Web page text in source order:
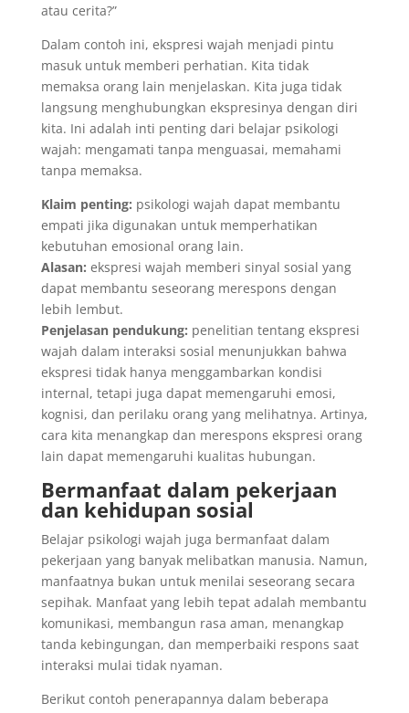
atau cerita?”
Dalam contoh ini, ekspresi wajah menjadi pintu
masuk untuk memberi perhatian. Kita tidak
memaksa orang lain menjelaskan. Kita juga tidak
langsung menghubungkan ekspresinya dengan diri
kita. Ini adalah inti penting dari belajar psikologi
wajah: mengamati tanpa menguasai, memahami
tanpa memaksa.
Klaim penting: psikologi wajah dapat membantu
empati jika digunakan untuk memperhatikan
kebutuhan emosional orang lain.
Alasan: ekspresi wajah memberi sinyal sosial yang
dapat membantu seseorang merespons dengan
lebih lembut.
Penjelasan pendukung: penelitian tentang ekspresi
wajah dalam interaksi sosial menunjukkan bahwa
ekspresi tidak hanya menggambarkan kondisi
internal, tetapi juga dapat memengaruhi emosi,
kognisi, dan perilaku orang yang melihatnya. Artinya,
cara kita menangkap dan merespons ekspresi orang
lain dapat memengaruhi kualitas hubungan.
Bermanfaat dalam pekerjaan
dan kehidupan sosial
Belajar psikologi wajah juga bermanfaat dalam
pekerjaan yang banyak melibatkan manusia. Namun,
manfaatnya bukan untuk menilai seseorang secara
sepihak. Manfaat yang lebih tepat adalah membantu
komunikasi, membangun rasa aman, menangkap
tanda kebingungan, dan memperbaiki respons saat
interaksi mulai tidak nyaman.
Berikut contoh penerapannya dalam beberapa